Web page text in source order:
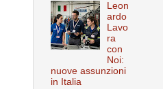
Leon
ardo
Lavo
ra
con
Noi:
nuove assunzioni
in Italia